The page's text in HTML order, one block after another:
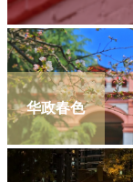
华政春色